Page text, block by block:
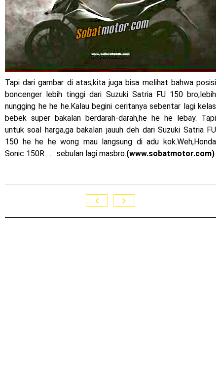
Tapi dari gambar di atas,kita juga bisa melihat bahwa posisi
boncenger lebih tinggi dari Suzuki Satria FU 150 bro,lebih
nungging he he he.Kalau begini ceritanya sebentar lagi kelas
bebek super bakalan berdarah-darah,he he he lebay. Tapi
untuk soal harga,ga bakalan jauuh deh dari Suzuki Satria FU
150 he he he wong mau langsung di adu kok.Weh,Honda
Sonic 150R . . . sebulan lagi masbro.(www.sobatmotor.com)